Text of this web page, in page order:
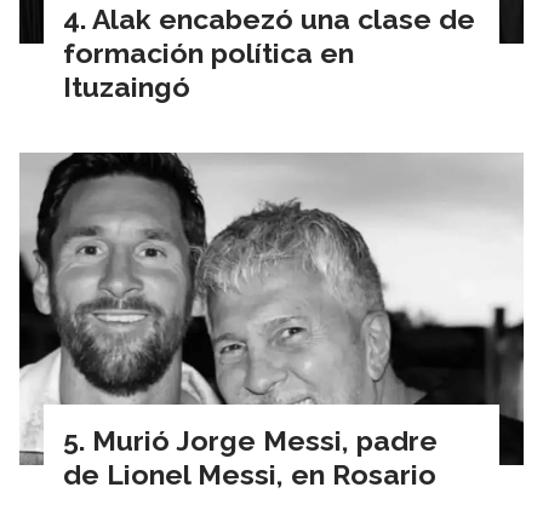
Alak encabezó una clase de
formación política en
Ituzaingó
Murió Jorge Messi, padre
de Lionel Messi, en Rosario